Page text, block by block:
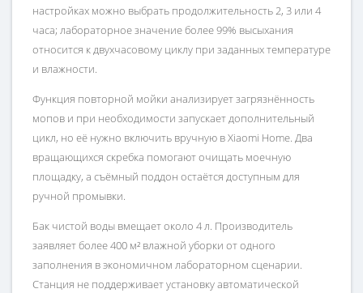
настройках можно выбрать продолжительность 2, 3 или 4
часа; лабораторное значение более 99% высыхания
относится к двухчасовому циклу при заданных температуре
и влажности.
Функция повторной мойки анализирует загрязнённость
мопов и при необходимости запускает дополнительный
цикл, но её нужно включить вручную в Xiaomi Home. Два
вращающихся скребка помогают очищать моечную
площадку, а съёмный поддон остаётся доступным для
ручной промывки.
Бак чистой воды вмещает около 4 л. Производитель
заявляет более 400 м² влажной уборки от одного
заполнения в экономичном лабораторном сценарии.
Станция не поддерживает установку автоматической